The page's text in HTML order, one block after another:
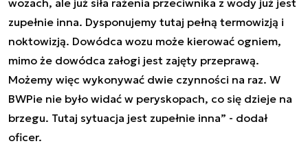
zupełnie inna. Dysponujemy tutaj pełną termowizją i
noktowizją. Dowódca wozu może kierować ogniem,
mimo że dowódca załogi jest zajęty przeprawą.
Możemy więc wykonywać dwie czynności na raz. W
BWPie nie było widać w peryskopach, co się dzieje na
brzegu. Tutaj sytuacja jest zupełnie inna” - dodał
oficer.